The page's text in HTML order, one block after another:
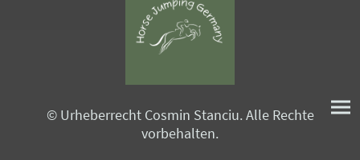
© Urheberrecht Cosmin Stanciu. Alle Rechte
vorbehalten.